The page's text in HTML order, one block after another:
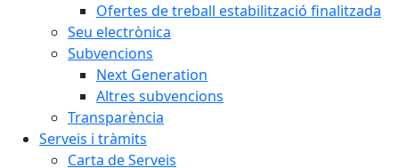
Ofertes de treball estabilització finalitzada
Seu electrònica
Subvencions
Next Generation
Altres subvencions
Transparència
Serveis i tràmits
Carta de Serveis